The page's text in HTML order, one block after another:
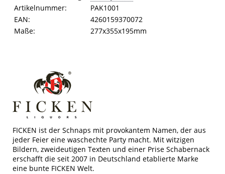
Artikelnummer:
PAK1001
EAN:
4260159370072
Maße:
277x355x195mm
FICKEN ist der Schnaps mit provokantem Namen, der aus
jeder Feier eine waschechte Party macht. Mit witzigen
Bildern, zweideutigen Texten und einer Prise Schabernack
erschafft die seit 2007 in Deutschland etablierte Marke
eine bunte FICKEN Welt.